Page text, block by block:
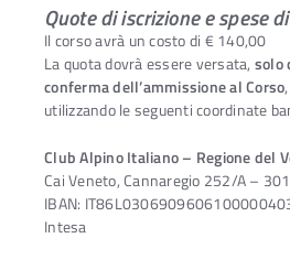
Quote di iscrizione e spese
Il corso avrà un costo di € 140,00
La quota dovrà essere versata, solo
conferma dell’ammissione al Corso
utilizzando le seguenti coordinate
Club Alpino Italiano – Regione del
Cai Veneto, Cannaregio 252/A –
IBAN:
Intesa